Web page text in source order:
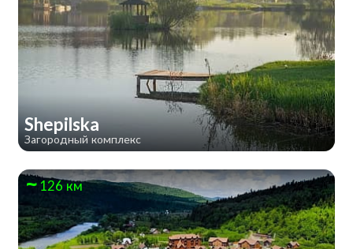
Shepilska
Загородный комплекс
126 км